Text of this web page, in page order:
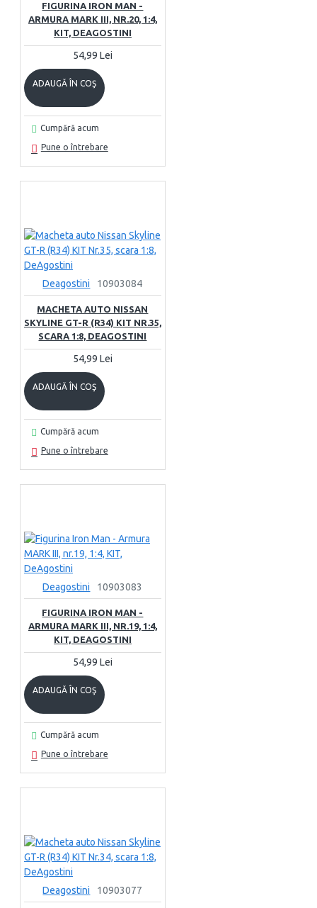
FIGURINA IRON MAN -
ARMURA MARK III, NR.20, 1:4,
KIT, DEAGOSTINI
54,99 Lei
ADAUGĂ ÎN COŞ
Cumpără acum
Pune o întrebare
Deagostini 10903084
MACHETA AUTO NISSAN
SKYLINE GT-R (R34) KIT NR.35,
SCARA 1:8, DEAGOSTINI
54,99 Lei
ADAUGĂ ÎN COŞ
Cumpără acum
Pune o întrebare
Deagostini 10903083
FIGURINA IRON MAN -
ARMURA MARK III, NR.19, 1:4,
KIT, DEAGOSTINI
54,99 Lei
ADAUGĂ ÎN COŞ
Cumpără acum
Pune o întrebare
Deagostini 10903077